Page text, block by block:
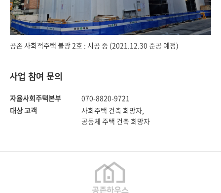
공존 사회적주택 불광 2호 : 시공 중 (2021.12.30 준공 예정)
사업 참여 문의
자율사회주택본부
070-8820-9721
대상 고객
사회주택 건축 희망자,
공동체 주택 건축 희망자